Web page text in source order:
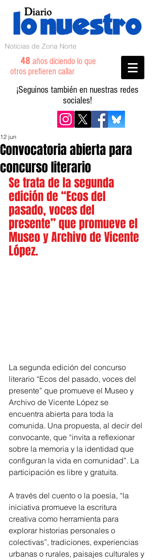
Noticias de Zona Norte
48 años diciendo lo que
otros prefieren callar
¡Seguinos también en nuestras redes
sociales!
Convocatoria abierta para
concurso literario
12 jun
Se trata de la segunda
edición de “Ecos del
pasado, voces del
presente” que promueve el
Museo y Archivo de Vicente
López.
La segunda edición del concurso
literario “Ecos del pasado, voces del
presente” que promueve el Museo y
Archivo de Vicente López se
encuentra abierta para toda la
comunida. Una propuesta, al decir del
convocante, que “invita a reflexionar
sobre la memoria y la identidad que
configuran la vida en comunidad”. La
participación es libre y gratuita.
A través del cuento o la poesía, “la
iniciativa promueve la escritura
creativa como herramienta para
explorar historias personales o
colectivas”, tradiciones, experiencias
urbanas o rurales, paisajes culturales y